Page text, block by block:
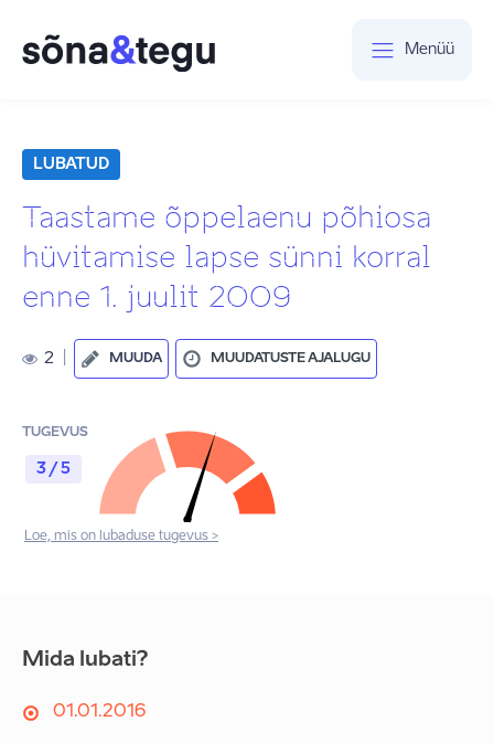
Menüü
LUBATUD
Taastame õppelaenu põhiosa
hüvitamise lapse sünni korral
enne 1. juulit 2009
2 MUUDA MUUDATUSTE AJALUGU
TUGEVUS
3 / 5
Loe, mis on lubaduse tugevus >
Mida lubati?
01.01.2016